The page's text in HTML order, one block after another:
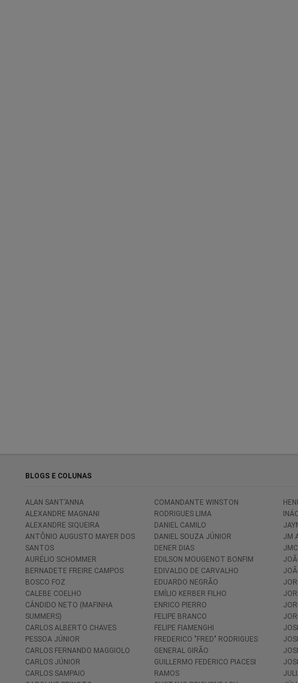
BLOGS E COLUNAS
ALAN SANT’ANNA
ALEXANDRE MAGNANI
ALEXANDRE SIQUEIRA
ANTÔNIO AUGUSTO MAYER DOS
SANTOS
AURÉLIO SCHOMMER
BERNADETE FREIRE CAMPOS
BOSCO FOZ
CALEBE COELHO
CÂNDIDO NETO (MAFINHA
SUMMERS)
CARLOS ALBERTO CHAVES
PESSOA JÚNIOR
CARLOS FERNANDO MAGGIOLO
CARLOS JÚNIOR
CARLOS SAMPAIO
COMANDANTE WINSTON
RODRIGUES LIMA
DANIEL CAMILO
DANIEL SOUZA JÚNIOR
DENER DIAS
EDILSON MOUGENOT BONFIM
EDIVALDO DE CARVALHO
EDUARDO NEGRÃO
EMÍLIO KERBER FILHO
ENRICO PIERRO
FELIPE BRANCO
FELIPE FIAMENGHI
FREDERICO "FRED" RODRIGUES
GENERAL GIRÃO
GUILLERMO FEDERICO PIACESI
RAMOS
JM